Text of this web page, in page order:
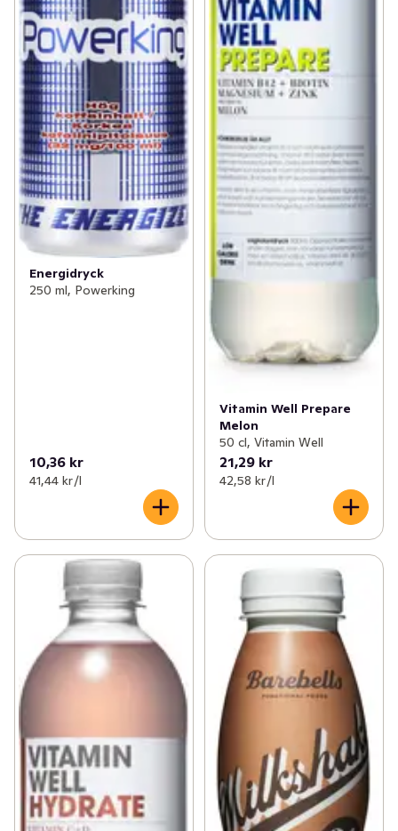
Energidryck
250 ml, Powerking
10,36 kr
41,44 kr /l
Vitamin Well Prepare
Melon
50 cl, Vitamin Well
21,29 kr
42,58 kr /l